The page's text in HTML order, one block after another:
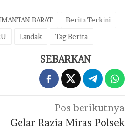
BARAT
Berita Terkini
Landak Tag Berita
SEBARKAN
Pos berikutnya
Gelar Razia Miras Polsek